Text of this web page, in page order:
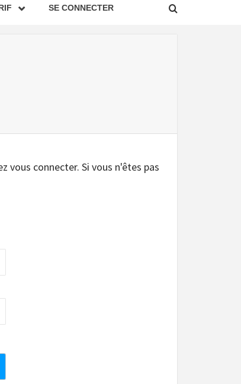
SE CONNECTER
vous connecter. Si vous n'êtes pas